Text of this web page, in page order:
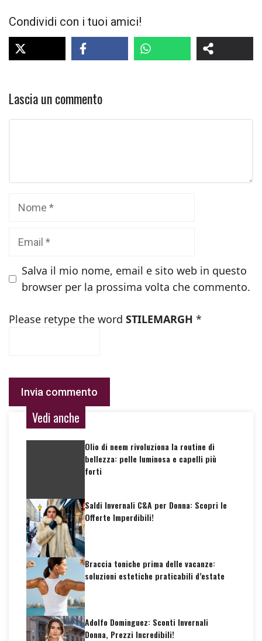
Condividi con i tuoi amici!
Lascia un commento
Salva il mio nome, email e sito web in questo
browser per la prossima volta che commento.
Please retype the word STILEMARGH *
Vedi anche
Olio di neem rivoluziona la routine di
bellezza: pelle luminosa e capelli più
forti
Saldi Invernali C&A per Donna: Scopri le
Offerte Imperdibili!
Braccia toniche prima delle vacanze:
soluzioni estetiche praticabili d’estate
Adolfo Dominguez: Sconti Invernali
Donna, Prezzi Incredibili!